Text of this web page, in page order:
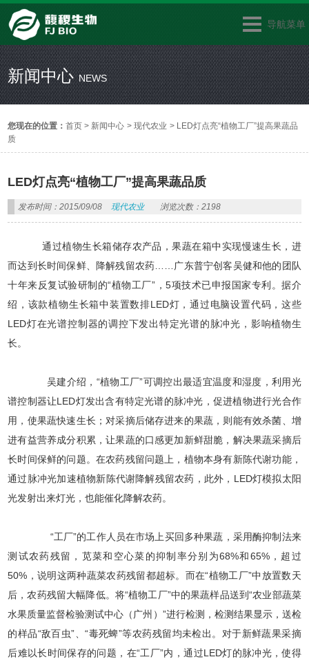
导航菜单
新闻中心NEWS
您现在的位置：首页 > 新闻中心 >现代农业 > LED灯点亮“植物工厂”提高果蔬品
质
LED灯点亮“植物工厂”提高果蔬品质
发布时间：2015/09/08 现代农业 浏览次数：2198
通过植物生长箱储存农产品，果蔬在箱中实现慢速生长，进
而达到长时间保鲜、降解残留农药……广东普宁创客吴健和他的团队
十年来反复试验研制的“植物工厂”，5项技术已申报国家专利。据介
绍，该款植物生长箱中装置数排LED灯，通过电脑设置代码，这些
LED灯在光谱控制器的调控下发出特定光谱的脉冲光，影响植物生
长。
吴建介绍，“植物工厂”可调控出最适宜温度和湿度，利用光
谱控制器让LED灯发出含有特定光谱的脉冲光，促进植物进行光合作
用，使果蔬快速生长；对采摘后储存进来的果蔬，则能有效杀菌、增
进有益营养成分积累，让果蔬的口感更加新鲜甜脆，解决果蔬采摘后
长时间保鲜的问题。在农药残留问题上，植物本身有新陈代谢功能，
通过脉冲光加速植物新陈代谢降解残留农药，此外，LED灯模拟太阳
光发射出来灯光，也能催化降解农药。
“工厂”的工作人员在市场上买回多种果蔬，采用酶抑制法来
测试农药残留，苋菜和空心菜的抑制率分别为68%和65%，超过
50%，说明这两种蔬菜农药残留都超标。而在“植物工厂”中放置数天
后，农药残留大幅降低。将“植物工厂”中的果蔬样品送到“农业部蔬菜
水果质量监督检验测试中心（广州）”进行检测，检测结果显示，送检
的样品“敌百虫”、“毒死蜱”等农药残留均未检出。对于新鲜蔬果采摘
后难以长时间保存的问题，在“工厂”内，通过LED灯的脉冲光，使得